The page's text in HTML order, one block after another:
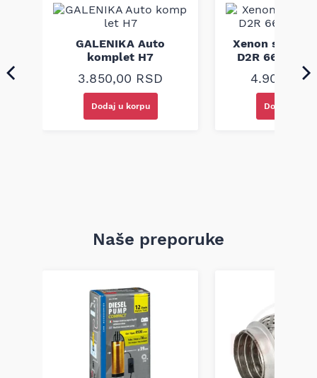
GALENIKA Auto
komplet H7
3.850,00 RSD
Dodaj u korpu
Xenon sijalica
D2R 66250
4.900,00
Dodaj u
Naše preporuke